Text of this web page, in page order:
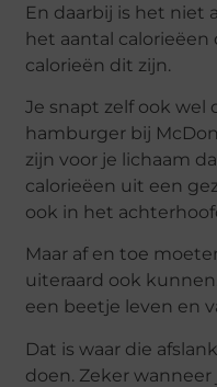
En daarbij is het niet
het aantal
calorieën dit zijn.
Je snapt zelf ook wel
hamburger bij
zijn voor je lichaam
calorieëen uit een
ook in het
Maar af en toe
uiteraard ook
een beetje leven en
Dat is waar die
doen. Zeker